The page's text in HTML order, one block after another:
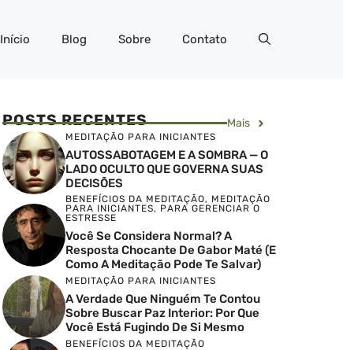
Início Blog Sobre Contato
POSTS RECENTES Mais
MEDITAÇÃO PARA INICIANTES
AUTOSSABOTAGEM E A SOMBRA — O
LADO OCULTO QUE GOVERNA SUAS
DECISÕES
BENEFÍCIOS DA MEDITAÇÃO, MEDITAÇÃO
PARA INICIANTES, PARA GERENCIAR O
ESTRESSE
Você Se Considera Normal? A
Resposta Chocante De Gabor Maté (e
Como A Meditação Pode Te Salvar)
MEDITAÇÃO PARA INICIANTES
A Verdade Que Ninguém Te Contou
Sobre Buscar Paz Interior: Por Que
Você Está Fugindo De Si Mesmo
BENEFÍCIOS DA MEDITAÇÃO